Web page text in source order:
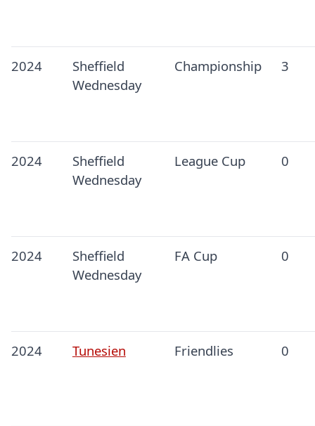
2024
Sheffield
Wednesday
Championship 3
2024
Sheffield
Wednesday
League Cup 0
2024
Sheffield
Wednesday
FA Cup 0
2024 Tunesien Friendlies 0